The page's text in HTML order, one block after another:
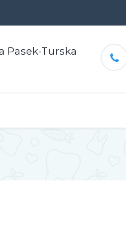
Pasek-Turska